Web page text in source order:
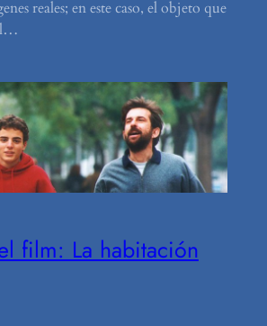
reales; en este caso, el objeto que
film: La habitación